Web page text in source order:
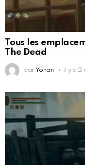
Tous les
The Dead
par Yohan il y a 2